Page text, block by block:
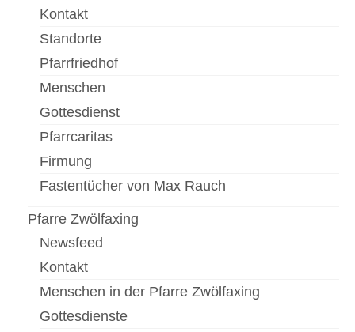
Flohmarkt
Kirchenführung
Dreifaltigkeitsnews
Impressum
Kontakt
Standorte
Pfarrfriedhof
Menschen
Gottesdienst
Pfarrcaritas
Firmung
Fastentücher von Max Rauch
Pfarre Zwölfaxing
Newsfeed
Kontakt
Menschen in der Pfarre Zwölfaxing
Gottesdienste